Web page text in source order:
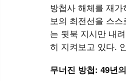
방첩사 해체를 재
보의 최전선을 스
는 뒷북 지시만 내
히 지켜보고 있다.
무너진 방첩: 49년